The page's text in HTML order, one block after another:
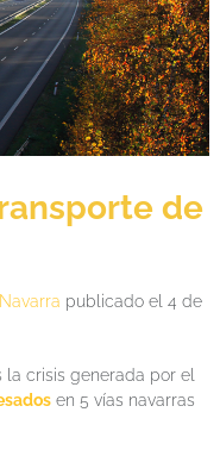
de
publicado el 4 de
la crisis generada por el
en 5 vías navarras